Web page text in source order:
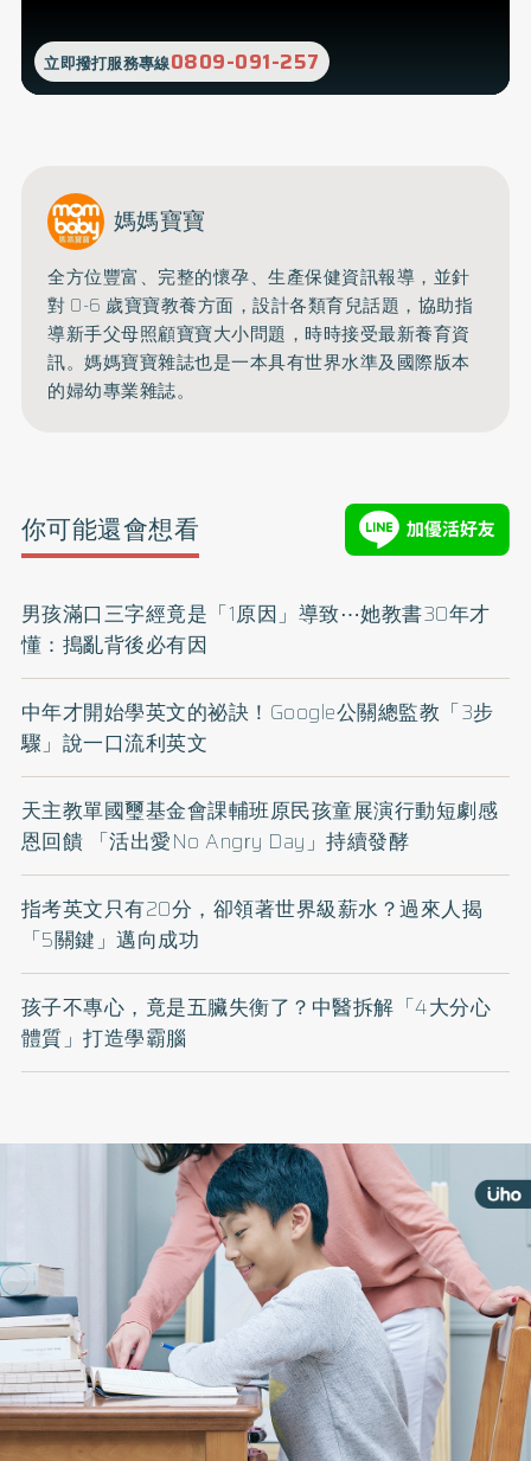
立即撥打服務專線0809-091-257
媽媽寶寶
全方位豐富、完整的懷孕、生產保健資訊報導，並針
對 0-6 歲寶寶教養方面，設計各類育兒話題，協助指
導新手父母照顧寶寶大小問題，時時接受最新養育資
訊。媽媽寶寶雜誌也是一本具有世界水準及國際版本
的婦幼專業雜誌。
你可能還會想看
男孩滿口三字經竟是「1原因」導致⋯她教書30年才
懂：搗亂背後必有因
中年才開始學英文的祕訣！Google公關總監教「3步
驟」說一口流利英文
天主教單國璽基金會課輔班原民孩童展演行動短劇感
恩回饋 「活出愛No Angry Day」持續發酵
指考英文只有20分，卻領著世界級薪水？過來人揭
「5關鍵」邁向成功
孩子不專心，竟是五臟失衡了？中醫拆解「4大分心
體質」打造學霸腦